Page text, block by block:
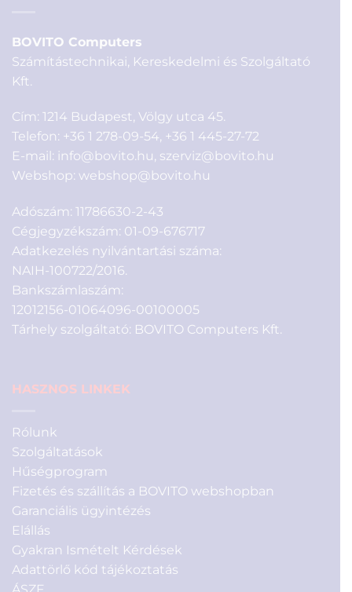
BOVITO Computers
Számítástechnikai, Kereskedelmi és Szolgáltató
Kft.
Cím: 1214 Budapest, Völgy utca 45.
Telefon: +36 1 278-09-54, +36 1 445-27-72
E-mail: info@bovito.hu, szerviz@bovito.hu
Webshop: webshop@bovito.hu
Adószám: 11786630-2-43
Cégjegyzékszám: 01-09-676717
Adatkezelés nyilvántartási száma:
NAIH-100722/2016.
Bankszámlaszám:
12012156-01064096-00100005
Tárhely szolgáltató: BOVITO Computers Kft.
HASZNOS LINKEK
Rólunk
Szolgáltatások
Hűségprogram
Fizetés és szállítás a BOVITO webshopban
Garanciális ügyintézés
Elállás
Gyakran Ismételt Kérdések
Adattörlő kód tájékoztatás